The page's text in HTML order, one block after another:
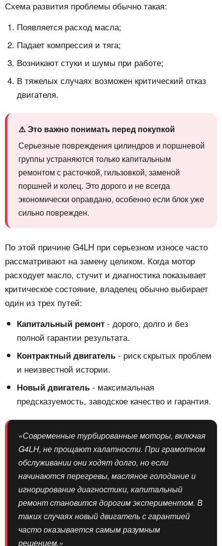
Схема развития проблемы обычно такая:
Появляется расход масла;
Падает компрессия и тяга;
Возникают стуки и шумы при работе;
В тяжелых случаях возможен критический отказ
двигателя.
⚠️ Это важно понимать перед покупкой
Серьезные повреждения цилиндров и поршневой
группы устраняются только капитальным
ремонтом с расточкой, гильзовкой, заменой
поршней и колец. Это дорого и не всегда
экономически оправдано, особенно если блок уже
сильно поврежден.
По этой причине G4LH при серьезном износе часто
рассматривают на замену целиком. Когда мотор
расходует масло, стучит и диагностика показывает
критическое состояние, владелец обычно выбирает
один из трех путей:
Капитальный ремонт - дорого, долго и без
полной гарантии результата.
Контрактный двигатель - риск скрытых проблем
и неизвестной истории.
Новый двигатель - максимальная
предсказуемость, заводское качество и гарантия.
«Современные турбированные моторы, включая
G4LH, не прощают халатности. При грамотном
обслуживании они ходят долго, но если
начинаются перегревы, масляное голодание и
игнорирование диагностики, капитальный
ремонт становится дорогим экспериментом. В
таких случаях новый двигатель с гарантией
часто оказывается самым разумным
решением.»